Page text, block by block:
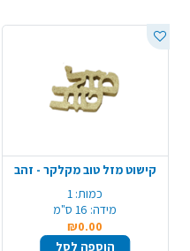
קישוט מזל טוב מקלקר - זהב
כמות: 1
מידה: 16 ס"מ
₪0.00
הוספה לסל